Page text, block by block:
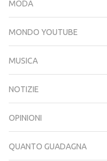
MODA
MONDO YOUTUBE
MUSICA
NOTIZIE
OPINIONI
QUANTO GUADAGNA